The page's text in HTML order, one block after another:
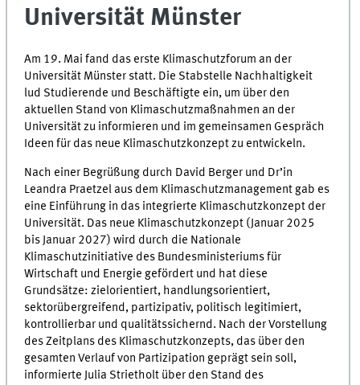
Universität Münster
Am 19. Mai fand das erste Klimaschutzforum an der
Universität Münster statt. Die Stabstelle Nachhaltigkeit
lud Studierende und Beschäftigte ein, um über den
aktuellen Stand von Klimaschutzmaßnahmen an der
Universität zu informieren und im gemeinsamen Gespräch
Ideen für das neue Klimaschutzkonzept zu entwickeln.
Nach einer Begrüßung durch David Berger und Dr’in
Leandra Praetzel aus dem Klimaschutzmanagement gab es
eine Einführung in das integrierte Klimaschutzkonzept der
Universität. Das neue Klimaschutzkonzept (Januar 2025
bis Januar 2027) wird durch die Nationale
Klimaschutzinitiative des Bundesministeriums für
Wirtschaft und Energie gefördert und hat diese
Grundsätze: zielorientiert, handlungsorientiert,
sektorübergreifend, partizipativ, politisch legitimiert,
kontrollierbar und qualitätssichernd. Nach der Vorstellung
des Zeitplans des Klimaschutzkonzepts, das über den
gesamten Verlauf von Partizipation geprägt sein soll,
informierte Julia Strietholt über den Stand des